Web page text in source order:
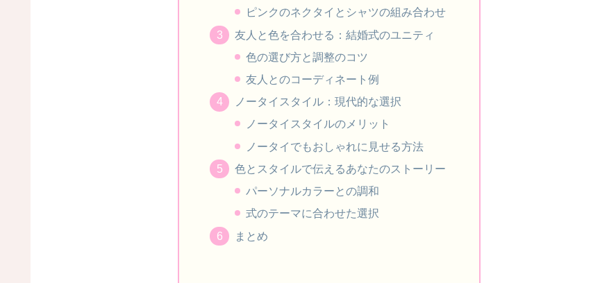
ピンクのネクタイとシャツの組み合わせ
友人と色を合わせる：結婚式のユニティ
色の選び方と調整のコツ
友人とのコーディネート例
ノータイスタイル：現代的な選択
ノータイスタイルのメリット
ノータイでもおしゃれに見せる方法
色とスタイルで伝えるあなたのストーリー
パーソナルカラーとの調和
式のテーマに合わせた選択
まとめ